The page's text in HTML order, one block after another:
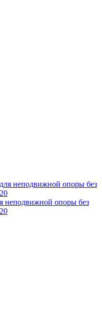
опоры без